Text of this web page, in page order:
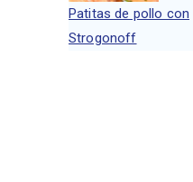
Patitas de pollo con
Strogonoff